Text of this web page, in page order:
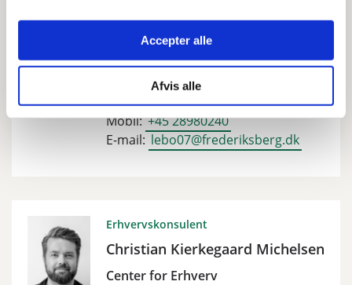
Accepter alle
Afvis alle
Erhvervskonsulent
Lena Bodnia
Center for Erhverv
Mobil:+45 28980240
E-mail: lebo07@frederiksberg.dk
Erhvervskonsulent
Christian Kierkegaard Michelsen
Center for Erhverv